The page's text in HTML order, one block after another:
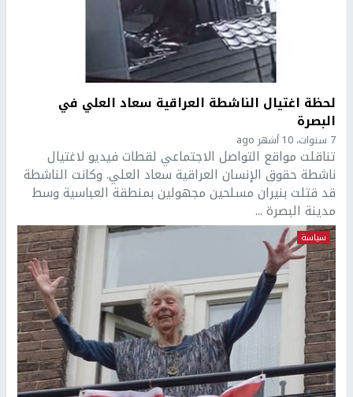
لحظة اغتيال الناشطة العراقية سعاد العلي في
البصرة
7 سنوات، 10 أشهر ago
تناقلت مواقع التواصل الاجتماعي لقطات فيديو لاغتيال
ناشطة حقوق الإنسان العراقية سعاد العلي. وكانت الناشطة
قد قتلت بنيران مسلحين مجهولين بمنطقة العباسية وسط
مدينة البصرة ...
سياسة